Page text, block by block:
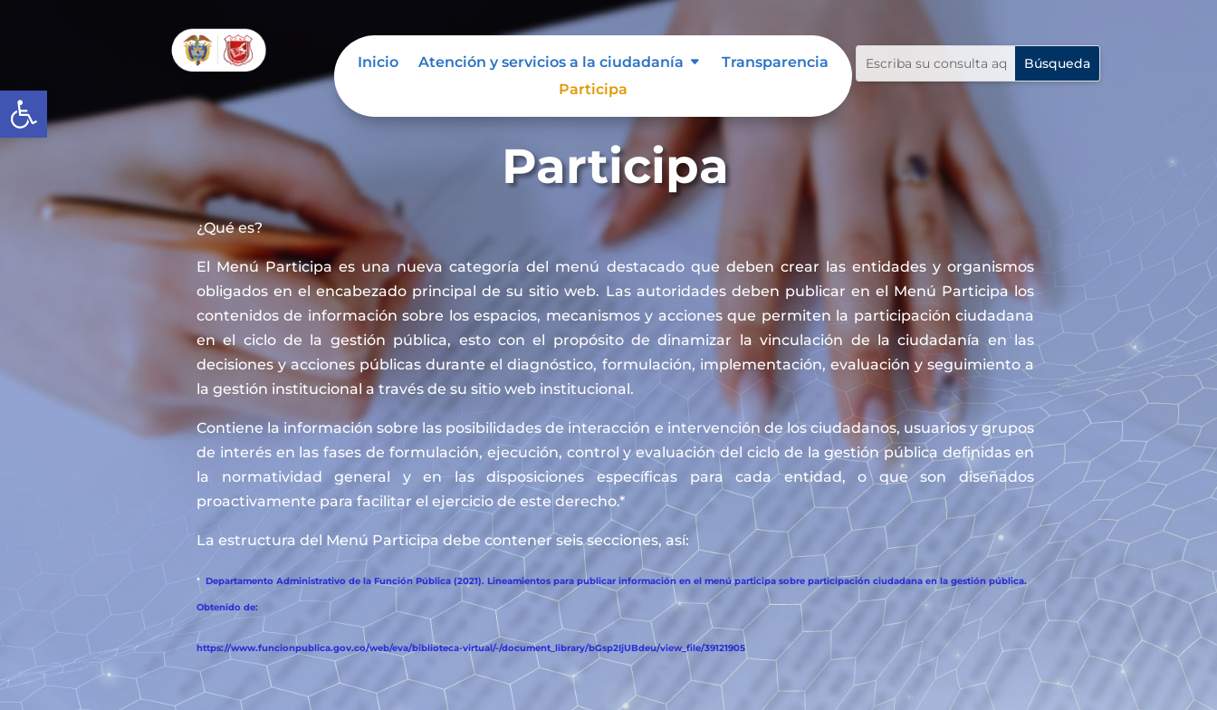
Abrir barra de herramientas
Inicio Atención y servicios a la ciudadanía
Transparencia
Participa
Participa
¿Qué es?
El Menú Participa es una nueva categoría del menú destacado que deben crear las entidades y organismos
obligados en el encabezado principal de su sitio web. Las autoridades deben publicar en el Menú Participa los
contenidos de información sobre los espacios, mecanismos y acciones que permiten la participación ciudadana
en el ciclo de la gestión pública, esto con el propósito de dinamizar la vinculación de la ciudadanía en las
decisiones y acciones públicas durante el diagnóstico, formulación, implementación, evaluación y seguimiento a
la gestión institucional a través de su sitio web institucional.
Contiene la información sobre las posibilidades de interacción e intervención de los ciudadanos, usuarios y grupos
de interés en las fases de formulación, ejecución, control y evaluación del ciclo de la gestión pública definidas en
la normatividad general y en las disposiciones específicas para cada entidad, o que son diseñados
proactivamente para facilitar el ejercicio de este derecho.*
La estructura del Menú Participa debe contener seis secciones, así:
* Departamento Administrativo de la Función Pública (2021). Lineamientos para publicar información en el menú participa sobre participación ciudadana en la gestión pública.
Obtenido de:
https://www.funcionpublica.gov.co/web/eva/biblioteca-virtual/-/document_library/bGsp2IjUBdeu/view_file/39121905